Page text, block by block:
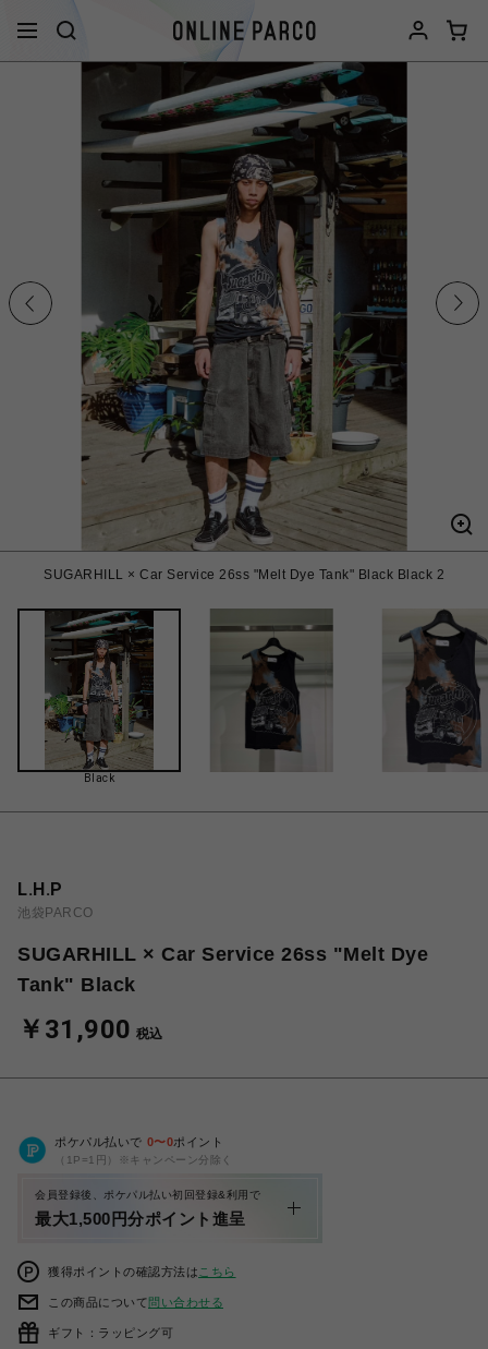
SUGARHILL × Car Service 26ss "Melt Dye Tank" Black Black 2
Black
L.H.P
池袋PARCO
SUGARHILL × Car Service 26ss "Melt Dye
Tank" Black
￥31,900 税込
ポケパル払いで 0〜0ポイント
（1P=1円）※キャンペーン分除く
会員登録後、ポケパル払い初回登録&利用で
最大1,500円分ポイント進呈
獲得ポイントの確認方法は こちら
この商品について問い合わせる
ギフト：ラッピング可